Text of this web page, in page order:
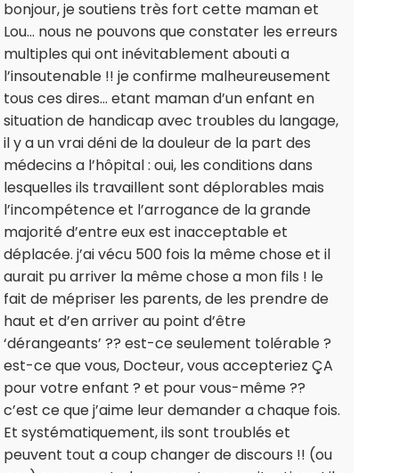
bonjour, je soutiens très fort cette maman et
Lou… nous ne pouvons que constater les erreurs
multiples qui ont inévitablement abouti a
l’insoutenable !! je confirme malheureusement
tous ces dires… etant maman d’un enfant en
situation de handicap avec troubles du langage,
il y a un vrai déni de la douleur de la part des
médecins a l’hôpital : oui, les conditions dans
lesquelles ils travaillent sont déplorables mais
l’incompétence et l’arrogance de la grande
majorité d’entre eux est inacceptable et
déplacée. j’ai vécu 500 fois la même chose et il
aurait pu arriver la même chose a mon fils ! le
fait de mépriser les parents, de les prendre de
haut et d’en arriver au point d’être
‘dérangeants’ ?? est-ce seulement tolérable ?
est-ce que vous, Docteur, vous accepteriez ÇA
pour votre enfant ? et pour vous-même ??
c’est ce que j’aime leur demander a chaque fois.
Et systématiquement, ils sont troublés et
peuvent tout a coup changer de discours !! (ou